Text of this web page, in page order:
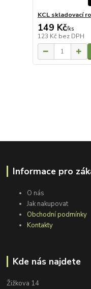
KCL skladovací
149 Kč/ks
123 Kč bez DPH
Informace pro
O nás
Jak nakupovat
Obchodní podmínky
Kontakty
Kde nás najdete
Žižkova 14